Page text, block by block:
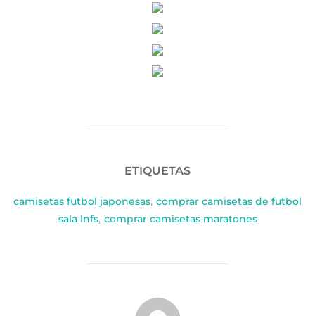
ETIQUETAS
camisetas futbol japonesas, comprar camisetas de futbol
sala lnfs, comprar camisetas maratones
AUTOR DE LA PUBLICACIÓN